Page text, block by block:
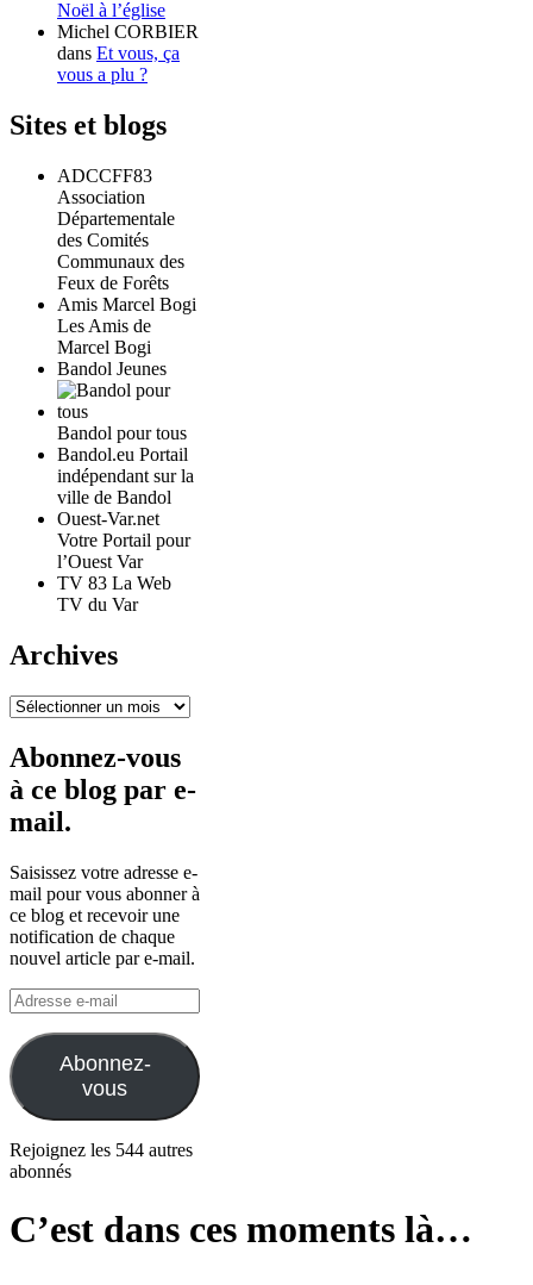
Noël à l’église
Michel CORBIER
dans Et vous, ça
vous a plu ?
Sites et blogs
ADCCFF83
Association
Départementale
des Comités
Communaux des
Feux de Forêts
Amis Marcel Bogi
Les Amis de
Marcel Bogi
Bandol Jeunes
Bandol pour tous
Bandol.eu Portail
indépendant sur la
ville de Bandol
Ouest-Var.net
Votre Portail pour
l’Ouest Var
TV 83 La Web
TV du Var
Archives
Archives
Abonnez-vous
à ce blog par e-
mail.
Saisissez votre adresse e-
mail pour vous abonner à
ce blog et recevoir une
notification de chaque
nouvel article par e-mail.
Adresse
e-
mail
Abonnez-
vous
Rejoignez les 544 autres
abonnés
C’est dans ces moments là…